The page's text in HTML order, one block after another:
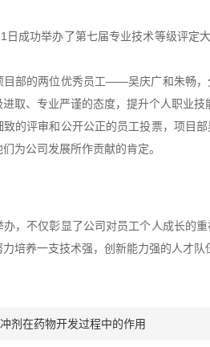
日成功举办了第七届专业技术等级评定
目部的两位优秀员工——吴庆广和朱畅
取、专业严谨的态度，提升个人职业技
的评审和公开公正的员工投票，项目
为公司发展所作贡献的肯定。
，不仅彰显了公司对员工个人成长的
培养一支技术强，创新能力强的人才
剂在药物开发过程中的作用